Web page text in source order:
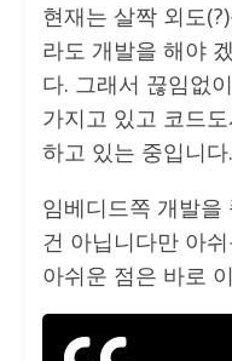
현재는 살짝 외도
라도 개발을 해야
다. 그래서 끊임없
가지고 있고 코드
하고 있는 중입니다.
임베디드쪽 개발을
건 아닙니다만 아
아쉬운 점은 바로